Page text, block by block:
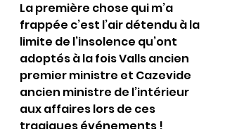
La première chose qui m’a
frappée c’est l’air détendu à la
limite de l’insolence qu’ont
adoptés à la fois Valls ancien
premier ministre et Cazevide
ancien ministre de l’intérieur
aux affaires lors de ces